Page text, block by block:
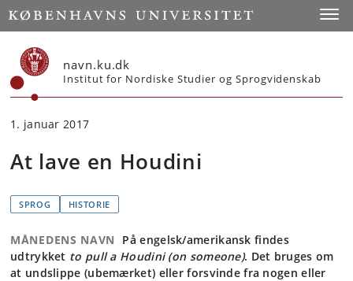
Start
navn.ku.dk
Institut for Nordiske Studier og Sprogvidenskab
1. januar 2017
At lave en Houdini
SPROG HISTORIE
MÅNEDENS NAVN
På engelsk/amerikansk findes
udtrykket to pull a Houdini (on someone). Det bruges om
at undslippe (ubemærket) eller forsvinde fra nogen eller